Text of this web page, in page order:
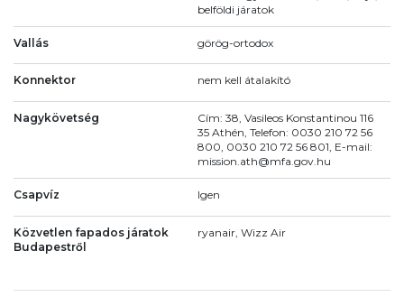
belföldi járatok
Vallás görög-ortodox
Konnektor nem kell átalakító
Nagykövetség
Cím: 38, Vasileos Konstantinou 116
35 Athén, Telefon: 0030 210 72 56
800, 0030 210 72 56 801, E-mail:
mission.ath@mfa.gov.hu
Csapvíz Igen
Közvetlen fapados járatok
Budapestről
ryanair, Wizz Air